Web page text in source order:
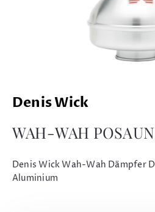
Denis Wick
WAH-WAH
Denis Wick Wah-Wah Dämpfer
Aluminium